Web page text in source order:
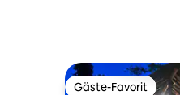
Gäste-Favorit